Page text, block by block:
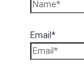
Email*